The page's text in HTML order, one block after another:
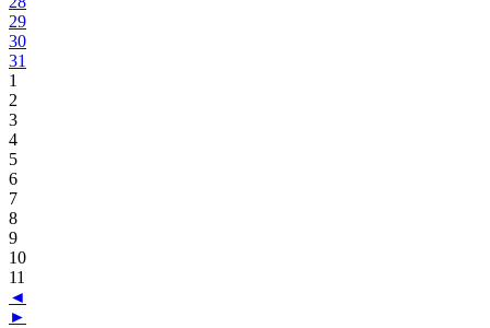
29
30
31
1
2
3
4
5
6
7
8
9
10
11
◄
►